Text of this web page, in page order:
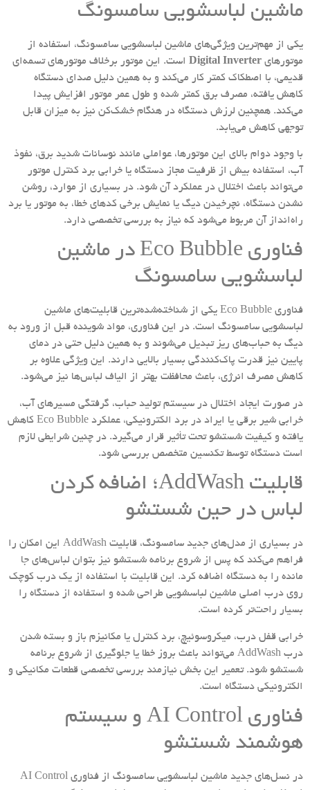
ماشین لباسشویی سامسونگ
یکی از مهم‌ترین ویژگی‌های ماشین لباسشویی سامسونگ، استفاده از
موتورهای Digital Inverter است. این موتور برخلاف موتورهای تسمه‌ای
قدیمی، با اصطکاک کمتر کار می‌کند و به همین دلیل صدای دستگاه
کاهش یافته، مصرف برق کمتر شده و طول عمر موتور افزایش پیدا
می‌کند. همچنین لرزش دستگاه در هنگام خشک‌کن نیز به میزان قابل
توجهی کاهش می‌یابد.
با وجود دوام بالای این موتورها، عواملی مانند نوسانات شدید برق، نفوذ
آب، استفاده بیش از ظرفیت مجاز دستگاه یا خرابی برد کنترل موتور
می‌تواند باعث اختلال در عملکرد آن شود. در بسیاری از موارد، روشن
نشدن دستگاه، نچرخیدن دیگ یا نمایش برخی کدهای خطا، به موتور یا برد
راه‌انداز آن مربوط می‌شود که نیاز به بررسی تخصصی دارد.
فناوری Eco Bubble در ماشین
لباسشویی سامسونگ
فناوری Eco Bubble یکی از شناخته‌شده‌ترین قابلیت‌های ماشین
لباسشویی سامسونگ است. در این فناوری، مواد شوینده قبل از ورود به
دیگ به حباب‌های ریز تبدیل می‌شوند و به همین دلیل حتی در دمای
پایین نیز قدرت پاک‌کنندگی بسیار بالایی دارند. این ویژگی علاوه بر
کاهش مصرف انرژی، باعث محافظت بهتر از الیاف لباس‌ها نیز می‌شود.
در صورت ایجاد اختلال در سیستم تولید حباب، گرفتگی مسیرهای آب،
خرابی شیر برقی یا ایراد در برد الکترونیکی، عملکرد Eco Bubble کاهش
یافته و کیفیت شستشو تحت تأثیر قرار می‌گیرد. در چنین شرایطی لازم
است دستگاه توسط تکنسین متخصص بررسی شود.
قابلیت AddWash؛ اضافه کردن
لباس در حین شستشو
در بسیاری از مدل‌های جدید سامسونگ، قابلیت AddWash این امکان را
فراهم می‌کند که پس از شروع برنامه شستشو نیز بتوان لباس‌های جا
مانده را به دستگاه اضافه کرد. این قابلیت با استفاده از یک درب کوچک
روی درب اصلی ماشین لباسشویی طراحی شده و استفاده از دستگاه را
بسیار راحت‌تر کرده است.
خرابی قفل درب، میکروسوئیچ، برد کنترل یا مکانیزم باز و بسته شدن
درب AddWash می‌تواند باعث بروز خطا یا جلوگیری از شروع برنامه
شستشو شود. تعمیر این بخش نیازمند بررسی تخصصی قطعات مکانیکی و
الکترونیکی دستگاه است.
فناوری AI Control و سیستم
هوشمند شستشو
در نسل‌های جدید ماشین لباسشویی سامسونگ از فناوری AI Control